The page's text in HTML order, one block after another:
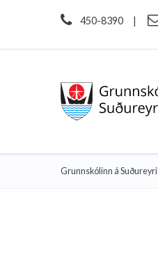
450-8390 |
Grunnskólinn á Suðureyri